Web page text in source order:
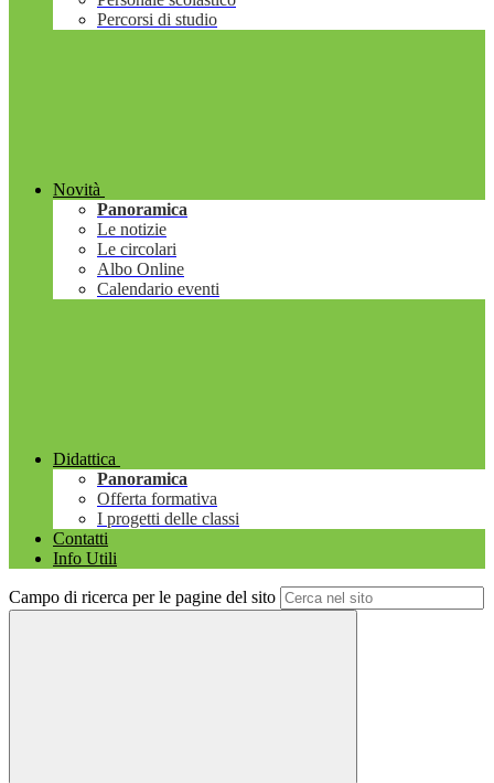
Percorsi di studio
Novità
Panoramica
Le notizie
Le circolari
Albo Online
Calendario eventi
Didattica
Panoramica
Offerta formativa
I progetti delle classi
Contatti
Info Utili
Campo di ricerca per le pagine del sito